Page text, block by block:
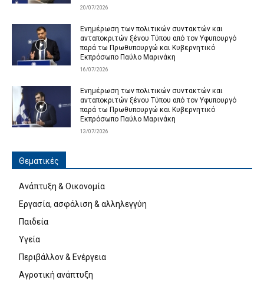
20/07/2026
Ενημέρωση των πολιτικών συντακτών και
ανταποκριτών ξένου Τύπου από τον Υφυπουργό
παρά τω Πρωθυπουργώ και Κυβερνητικό
Εκπρόσωπο Παύλο Μαρινάκη
16/07/2026
Ενημέρωση των πολιτικών συντακτών και
ανταποκριτών ξένου Τύπου από τον Υφυπουργό
παρά τω Πρωθυπουργώ και Κυβερνητικό
Εκπρόσωπο Παύλο Μαρινάκη
13/07/2026
Θεματικές
Ανάπτυξη & Οικονομία
Εργασία, ασφάλιση & αλληλεγγύη
Παιδεία
Υγεία
Περιβάλλον & Ενέργεια
Αγροτική ανάπτυξη